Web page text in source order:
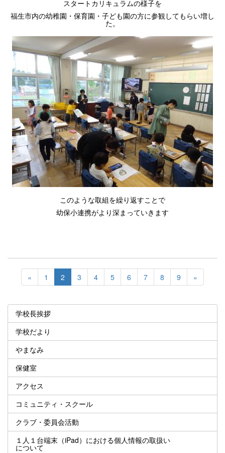
スタートカリキュラムの様子を
福生市内の幼稚園・保育園・子ども園の方に参観してもらい増し
た。
このような取組を繰り返すことで
幼保小連携がより深まっていきます
« 1 2 3 4 5 6 7 8 9 »
学校長挨拶
学校だより
やまなみ
保健室
アクセス
コミュニティ・スクール
クラブ・委員会活動
１人１台端末（iPad）における個人情報の取扱い
について